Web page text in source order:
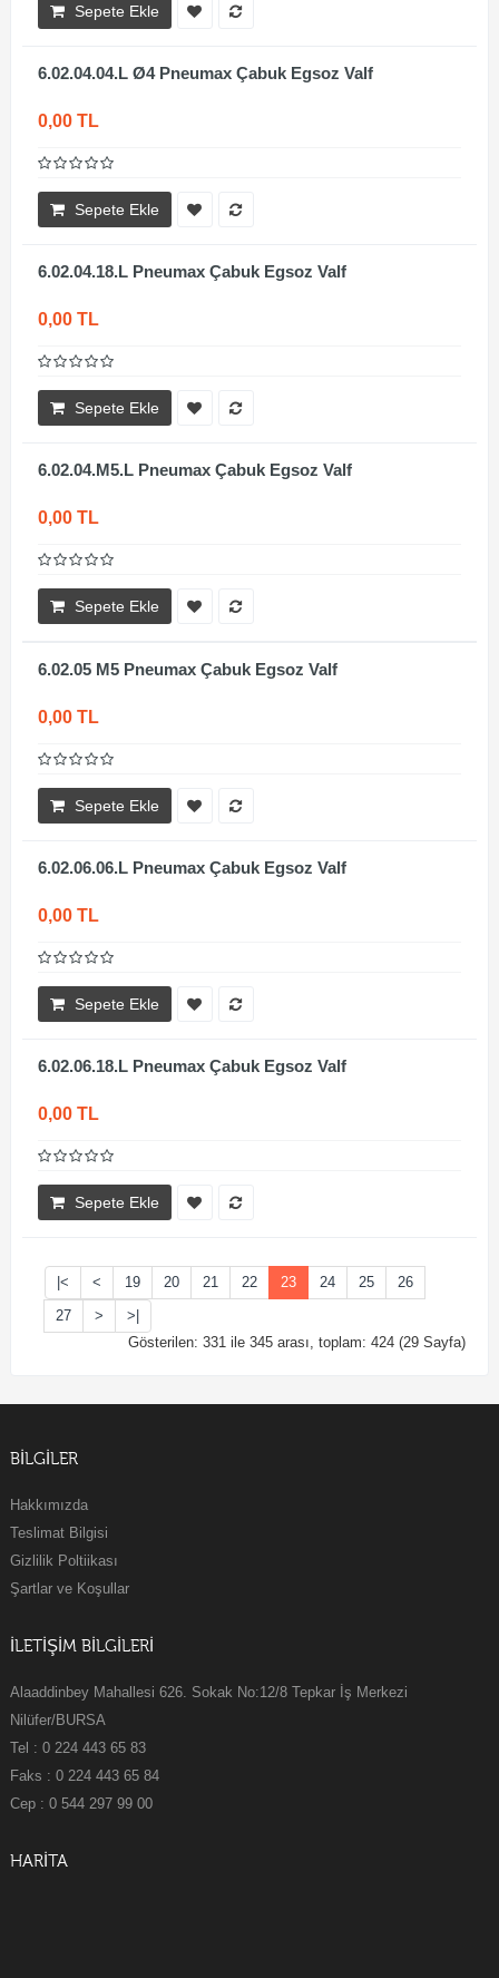
Sepete Ekle
6.02.04.04.L Ø4 Pneumax Çabuk Egsoz Valf
0,00 TL
Sepete Ekle
6.02.04.18.L Pneumax Çabuk Egsoz Valf
0,00 TL
Sepete Ekle
6.02.04.M5.L Pneumax Çabuk Egsoz Valf
0,00 TL
Sepete Ekle
6.02.05 M5 Pneumax Çabuk Egsoz Valf
0,00 TL
Sepete Ekle
6.02.06.06.L Pneumax Çabuk Egsoz Valf
0,00 TL
Sepete Ekle
6.02.06.18.L Pneumax Çabuk Egsoz Valf
0,00 TL
Sepete Ekle
|< < 19 20 21 22 23 24 25
26
27
>
>|
Gösterilen: 331 ile 345 arası, toplam: 424 (29 Sayfa)
BILGILER
Hakkımızda
Teslimat Bilgisi
Gizlilik Poltiikası
Şartlar ve Koşullar
İLETİŞİM BİLGİLERİ
Alaaddinbey Mahallesi 626. Sokak No:12/8 Tepkar İş Merkezi
Nilüfer/BURSA
Tel : 0 224 443 65 83
Faks : 0 224 443 65 84
Cep : 0 544 297 99 00
HARİTA